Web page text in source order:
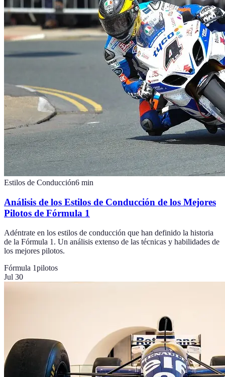
Estilos de Conducción6 min
Análisis de los Estilos de Conducción de los Mejores
Pilotos de Fórmula 1
Adéntrate en los estilos de conducción que han definido la historia
de la Fórmula 1. Un análisis extenso de las técnicas y habilidades de
los mejores pilotos.
Fórmula 1pilotos
Jul 30